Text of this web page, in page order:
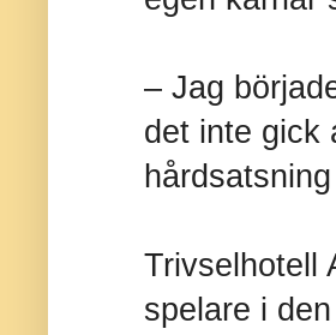
– Jag
det inte gick
Trivselhotell
spelare i